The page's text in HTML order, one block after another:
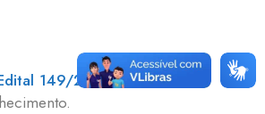
149/2025e